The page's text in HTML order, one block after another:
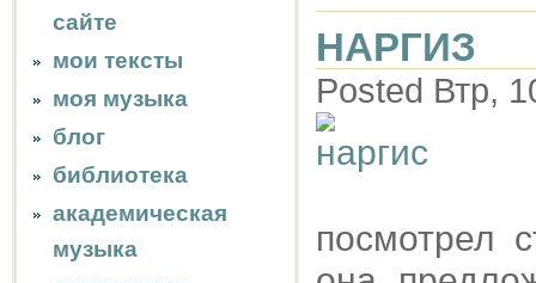
сайте
мои тексты
моя музыка
блог
библиотека
академическая
музыка
НАРГИЗ
Posted Втр,
посмотрел